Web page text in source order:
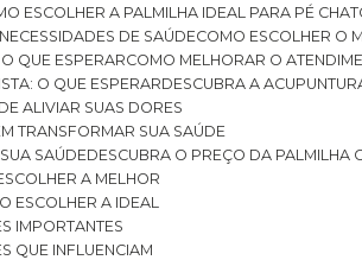
ESCOLHER A PALMILHA IDEAL PARA PÉ
DE SAÚDE
COMO ESCOLHER O
QUE ESPERAR
COMO MELHORAR O
O QUE ESPERAR
DESCUBRA A
ALIVIAR SUAS DORES
TRANSFORMAR SUA SAÚDE
SAÚDE
DESCUBRA O PREÇO DA
A MELHOR
ESCOLHER A IDEAL
IMPORTANTES
QUE INFLUENCIAM